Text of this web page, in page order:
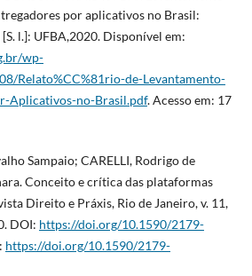
por aplicativos no Brasil:
l.]: UFBA,2020. Disponível em:
wp-
Relato%CC%81rio-de-Levantamento-
Aplicativos-no-Brasil.pdf. Acesso em: 17
Sampaio; CARELLI, Rodrigo de
Conceito e crítica das plataformas
Direito e Práxis, Rio de Janeiro, v. 11,
DOI: https://doi.org/10.1590/2179-
https://doi.org/10.1590/2179-